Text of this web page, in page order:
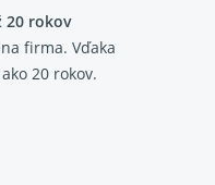
20 rokov
firma. Vďaka
20 rokov.